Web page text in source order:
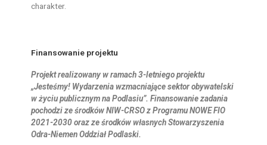
charakter.
Finansowanie projektu
Projekt realizowany w ramach 3-letniego projektu
„Jesteśmy! Wydarzenia wzmacniające sektor obywatelski
w życiu publicznym na Podlasiu”. Finansowanie zadania
pochodzi ze środków NIW-CRSO z Programu NOWE FIO
2021-2030 oraz ze środków własnych Stowarzyszenia
Odra-Niemen Oddział Podlaski.